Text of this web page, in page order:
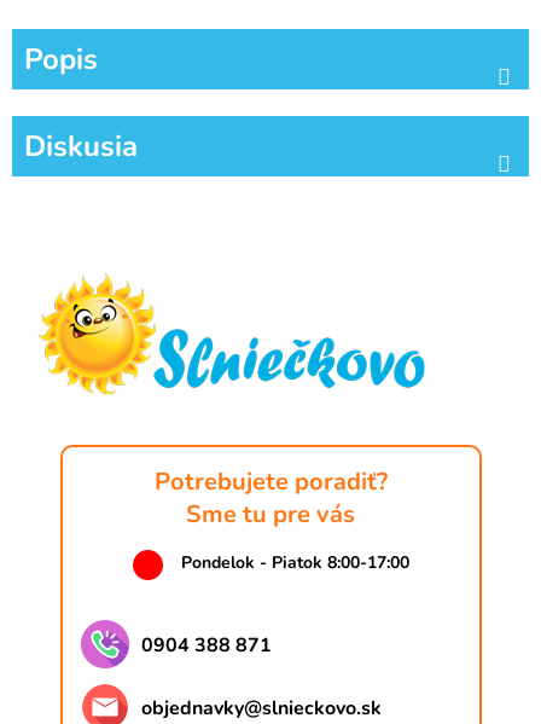
Popis
Diskusia
Potrebujete poradiť?
Sme tu pre vás
Pondelok - Piatok 8:00-17:00
0904 388 871
objednavky@slnieckovo.sk